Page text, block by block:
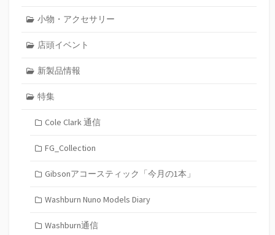
小物・アクセサリー
店頭イベント
新製品情報
特集
Cole Clark 通信
FG_Collection
Gibsonアコースティック「今月の1本」
Washburn Nuno Models Diary
Washburn通信